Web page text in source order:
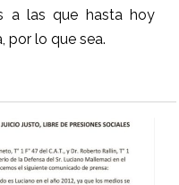
a las que hasta hoy
por lo que sea.